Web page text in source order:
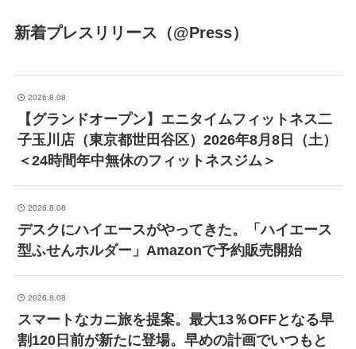
新着プレスリリース（@Press）
2026.8.08
【グランドオープン】エニタイムフィットネス二
子玉川店（東京都世田谷区）2026年8月8日（土）
＜24時間年中無休のフィットネスジム＞
2026.8.08
デスクにハイエースがやってきた。「ハイエース
型ふせんホルダー」Amazonで予約販売開始
2026.8.08
スマートなカニ旅を提案。最大13％OFFとなる早
割120日前が新たに登場。早めの計画でいつもと